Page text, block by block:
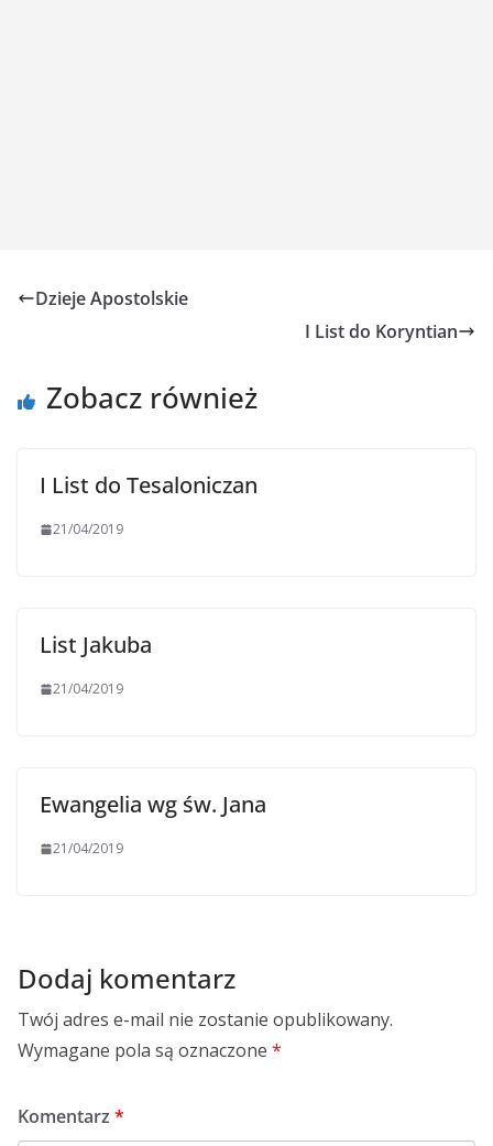
Dzieje Apostolskie
I List do Koryntian
Zobacz również
I List do Tesaloniczan
21/04/2019
List Jakuba
21/04/2019
Ewangelia wg św. Jana
21/04/2019
Dodaj komentarz
Twój adres e-mail nie zostanie opublikowany.
Wymagane pola są oznaczone *
Komentarz *